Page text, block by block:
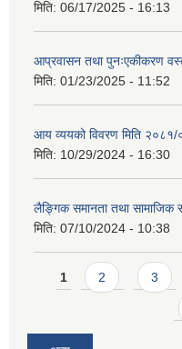
मिति: 06/17/2025 - 16:13
आप्रवासन तथा पुनःएकीकरण
मिति: 01/23/2025 - 11:52
आय व्ययको विवरण मिति
मिति: 10/29/2024 - 16:30
लैङ्गिक समानता तथा सामाजिक
मिति: 07/10/2024 - 10:38
Pages
1 2 3